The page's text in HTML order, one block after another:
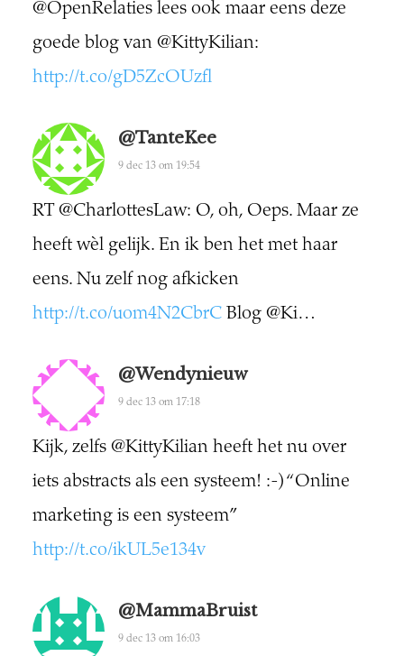
@OpenRelaties lees ook maar eens deze
goede blog van @KittyKilian:
http://t.co/gD5ZcOUzfl
@TanteKee
9 dec 13 om 19:54
RT @CharlottesLaw: O, oh, Oeps. Maar ze
heeft wèl gelijk. En ik ben het met haar
eens. Nu zelf nog afkicken
http://t.co/uom4N2CbrCBlog @Ki…
@wendynieuw
9 dec 13 om 17:18
Kijk, zelfs @KittyKilian heeft het nu over
iets abstracts als een systeem! :-) “Online
marketing is een systeem”
http://t.co/ikUL5e134v
@MammaBruist
9 dec 13 om 16:03